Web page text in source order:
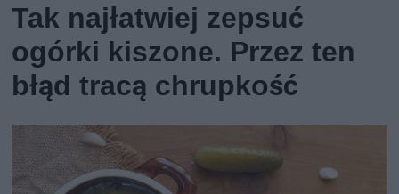
Tak najłatwiej zepsuć
ogórki kiszone. Przez ten
błąd tracą chrupkość